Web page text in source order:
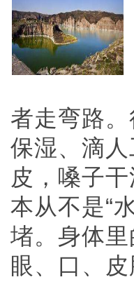
者走弯路
保湿、滴
皮，嗓子
本从不是“
堵。身体
眼、口、